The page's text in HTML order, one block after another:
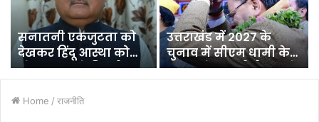
सनातनी एकजुटता को
देखकर हिंदू आस्था को
चोट पहुंचा रहे विपक्षी
उत्तराखंड में 2027 के
चुनाव में सीएम धामी के
नेतृत्व में चुनावी मैदान में
उतरेगी भाजपा
Home / राजनीति